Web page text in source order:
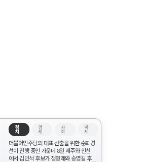
정
치
경
제
사
회
국
제
더불어민주당의 대표 선출을 위한 순회경
선이 진행 중인 가운데 8일 제주와 인천
에서 김민석 후보가 정청래와 송영길 후